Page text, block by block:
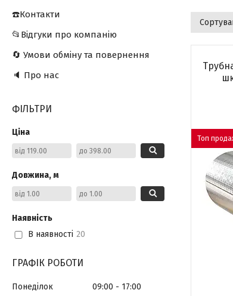
Топ
☎️Контакти
📂Відгуки про компанію
🔄 Умови обміну та повернення
🔈 Про нас
ФІЛЬТРИ
Ціна
Довжина, м
Наявність
В наявності 20
ГРАФІК РОБОТИ
Понеділок 09:00
17:00